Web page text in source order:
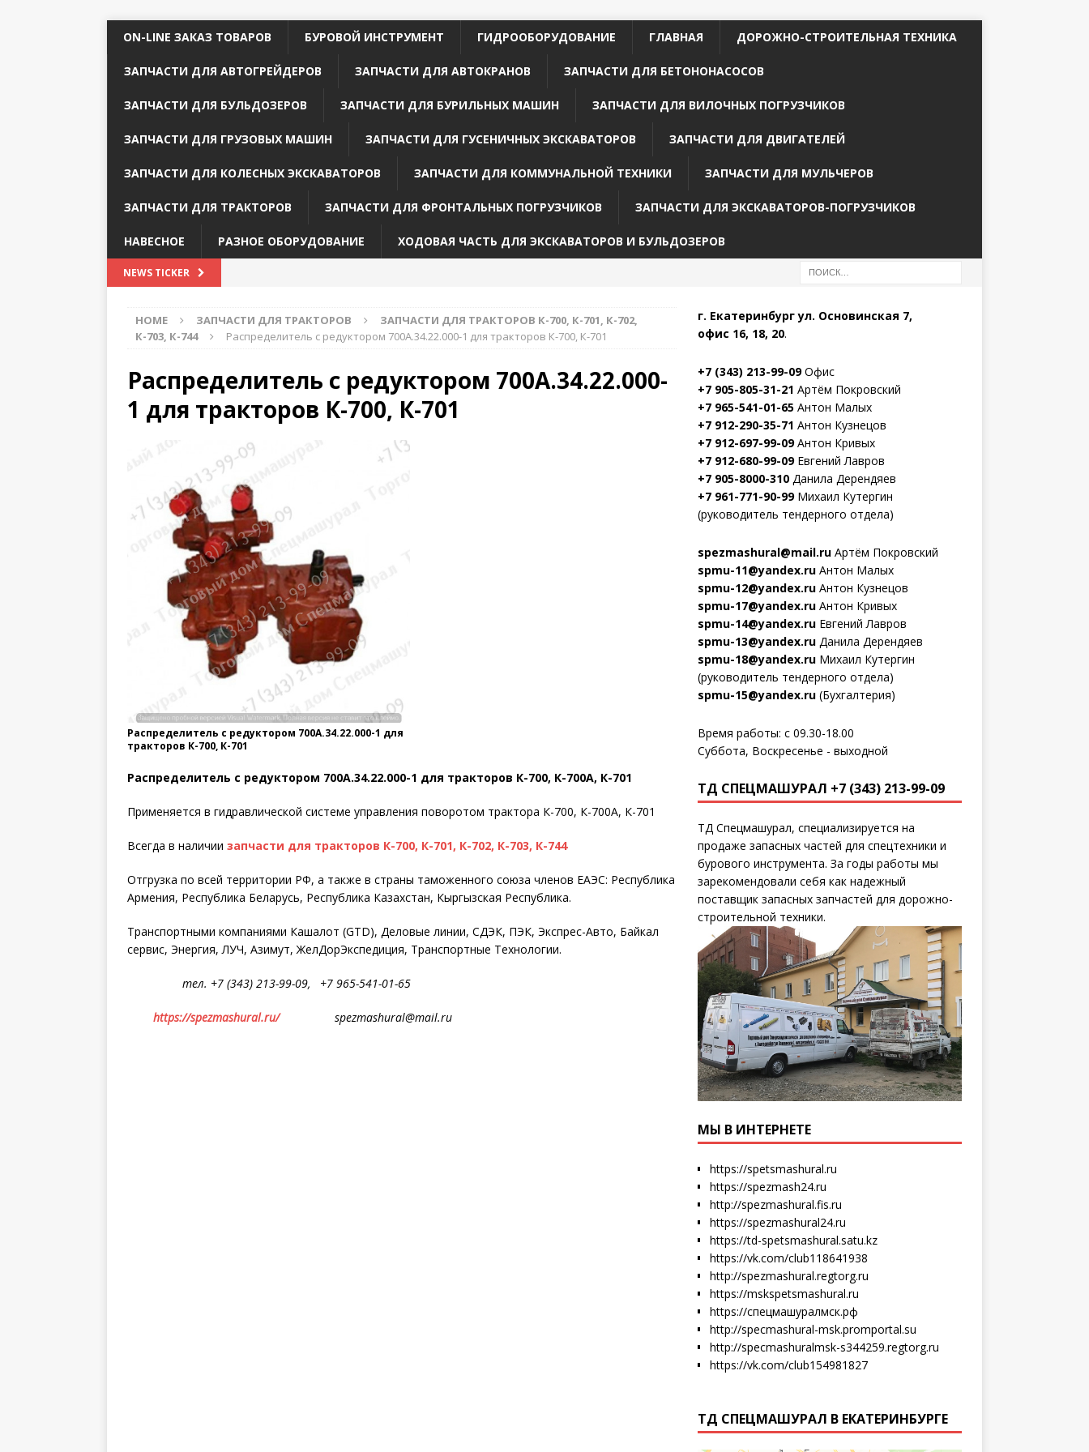
ON-LINE ЗАКАЗ ТОВАРОВ БУРОВОЙ ИНСТРУМЕНТ ГИДРООБОРУДОВАНИЕ ГЛАВНАЯ ДОРОЖНО-СТРОИТЕЛЬНАЯ ТЕХНИКА
ЗАПЧАСТИ ДЛЯ АВТОГРЕЙДЕРОВ ЗАПЧАСТИ ДЛЯ АВТОКРАНОВ ЗАПЧАСТИ ДЛЯ БЕТОНОНАСОСОВ
ЗАПЧАСТИ ДЛЯ БУЛЬДОЗЕРОВ ЗАПЧАСТИ ДЛЯ БУРИЛЬНЫХ МАШИН ЗАПЧАСТИ ДЛЯ ВИЛОЧНЫХ ПОГРУЗЧИКОВ
ЗАПЧАСТИ ДЛЯ ГРУЗОВЫХ МАШИН ЗАПЧАСТИ ДЛЯ ГУСЕНИЧНЫХ ЭКСКАВАТОРОВ ЗАПЧАСТИ ДЛЯ ДВИГАТЕЛЕЙ
ЗАПЧАСТИ ДЛЯ КОЛЕСНЫХ ЭКСКАВАТОРОВ ЗАПЧАСТИ ДЛЯ КОММУНАЛЬНОЙ ТЕХНИКИ ЗАПЧАСТИ ДЛЯ МУЛЬЧЕРОВ
ЗАПЧАСТИ ДЛЯ ТРАКТОРОВ ЗАПЧАСТИ ДЛЯ ФРОНТАЛЬНЫХ ПОГРУЗЧИКОВ ЗАПЧАСТИ ДЛЯ ЭКСКАВАТОРОВ-ПОГРУЗЧИКОВ
НАВЕСНОЕ РАЗНОЕ ОБОРУДОВАНИЕ ХОДОВАЯ ЧАСТЬ ДЛЯ ЭКСКАВАТОРОВ И БУЛЬДОЗЕРОВ
NEWS TICKER
HOME ЗАПЧАСТИ ДЛЯ ТРАКТОРОВ
ЗАПЧАСТИ ДЛЯ ТРАКТОРОВ К-700, К-701, К-702,
К-703, К-744
Распределитель с редуктором 700А.34.22.000-1 для тракторов К-700, К-701
Распределитель с редуктором 700А.34.22.000-
1 для тракторов К-700, К-701
Распределитель с редуктором 700А.34.22.000-1 для
тракторов К-700, К-701
Распределитель с редуктором 700А.34.22.000-1 для тракторов К-700, К-700А, К-701
Применяется в гидравлической системе управления поворотом трактора К-700, К-700А, К-701
Всегда в наличии запчасти для тракторов К-700, К-701, К-702, К-703, К-744
Отгрузка по всей территории РФ, а также в страны таможенного союза членов ЕАЭС: Республика
Армения, Республика Беларусь, Республика Казахстан, Кыргызская Республика.
Транспортными компаниями Кашалот (GTD), Деловые линии, СДЭК, ПЭК, Экспрес-Авто, Байкал
сервис, Энергия, ЛУЧ, Азимут, ЖелДорЭкспедиция, Транспортные Технологии.
тел. +7 (343) 213-99-09, +7 965-541-01-65
https://spezmashural.ru/spezmashural@mail.ru
г. Екатеринбург ул. Основинская 7,
офис 16, 18, 20.
+7 (343) 213-99-09Офис
+7 905-805-31-21 Артём Покровский
+7 965-541-01-65Антон Малых
+7 912-290-35-71 Антон Кузнецов
+7 912-697-99-09Антон Кривых
+7 912-680-99-09Евгений Лавров
+7 905-8000-310Данила Дерендяев
+7 961-771-90-99Михаил Кутергин
(руководитель тендерного отдела)
spezmashural@mail.ruАртём Покровский
spmu-11@yandex.ruАнтон Малых
spmu-12@yandex.ruАнтон Кузнецов
spmu-17@yandex.ruАнтон Кривых
spmu-14@yandex.ruЕвгений Лавров
spmu-13@yandex.ruДанила Дерендяев
spmu-18@yandex.ruМихаил Кутергин
(руководитель тендерного отдела)
spmu-15@yandex.ru(Бухгалтерия)
Время работы: с 09.30-18.00
Суббота, Воскресенье - выходной
ТД СПЕЦМАШУРАЛ +7 (343) 213-99-09
ТД Спецмашурал, специализируется на
продаже запасных частей для спецтехники и
бурового инструмента. За годы работы мы
зарекомендовали себя как надежный
поставщик запасных запчастей для дорожно-
строительной техники.
МЫ В ИНТЕРНЕТЕ
https://spetsmashural.ru
https://spezmash24.ru
http://spezmashural.fis.ru
https://spezmashural24.ru
https://td-spetsmashural.satu.kz
https://vk.com/club118641938
http://spezmashural.regtorg.ru
https://mskspetsmashural.ru
https://спецмашуралмск.рф
http://specmashural-msk.promportal.su
http://specmashuralmsk-s344259.regtorg.ru
https://vk.com/club154981827
ТД СПЕЦМАШУРАЛ В ЕКАТЕРИНБУРГЕ